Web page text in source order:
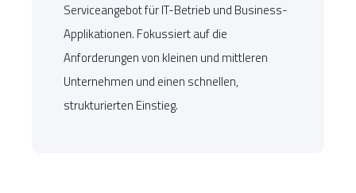
Serviceangebot für IT-Betrieb und Business-
Applikationen. Fokussiert auf die
Anforderungen von kleinen und mittleren
Unternehmen und einen schnellen,
strukturierten Einstieg.